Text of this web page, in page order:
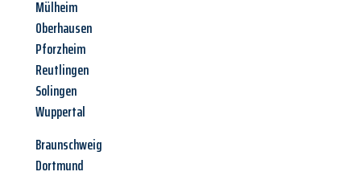
Mülheim
Oberhausen
Pforzheim
Reutlingen
Solingen
Wuppertal
Braunschweig
Dortmund